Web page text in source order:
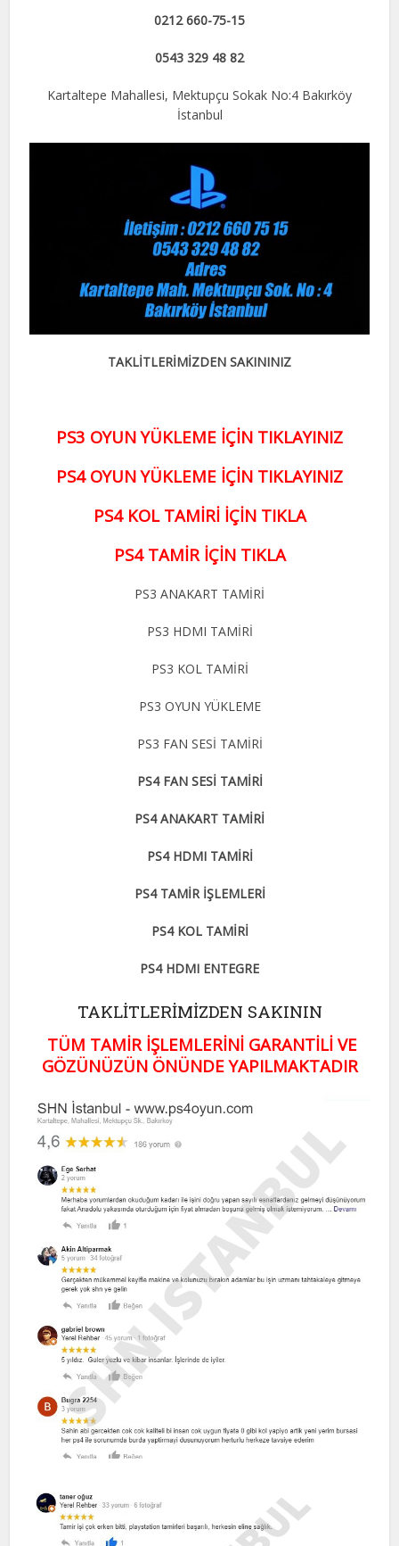
0212 660-75-15
0543 329 48 82
Kartaltepe Mahallesi, Mektupçu Sokak No:4 Bakırköy
İstanbul
TAKLİTLERİMİZDEN SAKININIZ
PS3 OYUN YÜKLEME İÇİN TIKLAYINIZ
PS4 OYUN YÜKLEME İÇİN TIKLAYINIZ
PS4 KOL TAMİRİ İÇİN TIKLA
PS4 TAMİR İÇİN TIKLA
PS3 ANAKART TAMİRİ
PS3 HDMI TAMİRİ
PS3 KOL TAMİRİ
PS3 OYUN YÜKLEME
PS3 FAN SESİ TAMİRİ
PS4 FAN SESİ TAMİRİ
PS4 ANAKART TAMİRİ
PS4 HDMI TAMİRİ
PS4 TAMİR İŞLEMLERİ
PS4 KOL TAMİRİ
PS4 HDMI ENTEGRE
TAKLİTLERİMİZDEN SAKININ
TÜM TAMİR İŞLEMLERİNİ GARANTİLİ VE
GÖZÜNÜZÜN ÖNÜNDE YAPILMAKTADIR